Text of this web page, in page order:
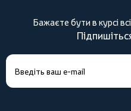
Бажаєте бути в курсі